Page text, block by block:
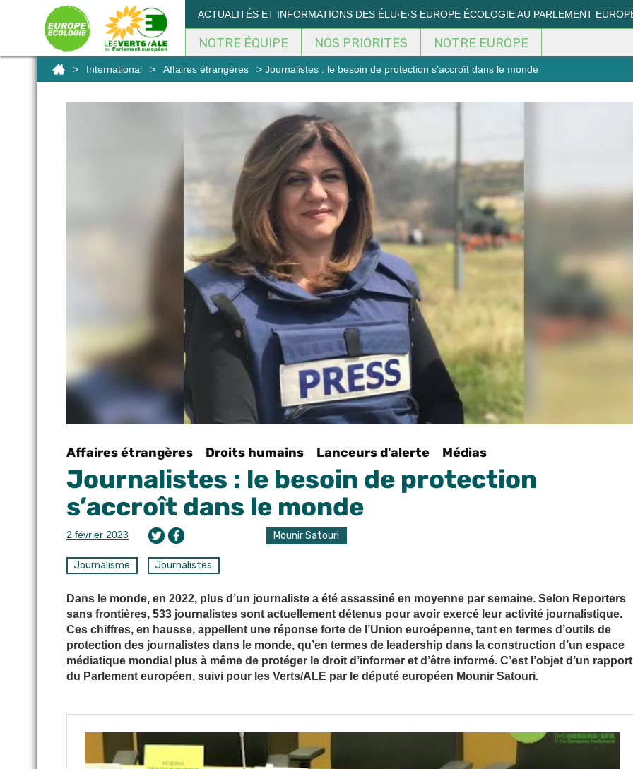
ACTUALITÉS ET INFORMATIONS DES ÉLU·E·S EUROPE ÉCOLOGIE AU PARLEMENT
NOTRE ÉQUIPE NOS PRIORITES NOTRE EUROPE
> International > Affaires étrangères > Journalistes : le besoin de protection s’accroît dans le monde
Affaires étrangères Droits humains Lanceurs d'alerte Médias
Journalistes : le besoin de protection
s’accroît dans le monde
2 février 2023 Mounir Satouri
Journalisme Journalistes
Dans le monde, en 2022, plus d’un journaliste a été assassiné en moyenne par semaine. Selon Reporters
sans frontières, 533 journalistes sont actuellement détenus pour avoir exercé leur activité journalistique.
Ces chiffres, en hausse, appellent une réponse forte de l’Union euroépenne, tant en termes d’outils de
protection des journalistes dans le monde, qu’en termes de leadership dans la construction d’un espace
médiatique mondial plus à même de protéger le droit d’informer et d’être informé. C’est l’objet d’un rapport
du Parlement européen, suivi pour les Verts/ALE par le député européen Mounir Satouri.
Panneau de gestion des cookies